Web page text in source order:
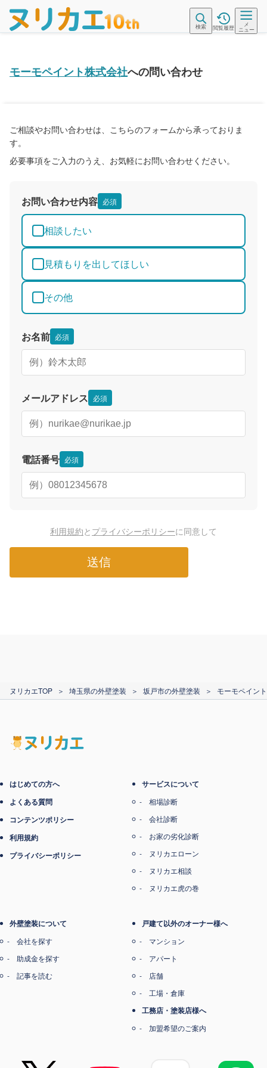
検索 閲覧履歴
メ
ニュー
モーモペイント株式会社への問い合わせ
ご相談やお問い合わせは、こちらのフォームから承っておりま
す。
必要事項をご入力のうえ、お気軽にお問い合わせください。
お問い合わせ内容 必須
相談したい
見積もりを出してほしい
その他
お名前 必須
メールアドレス 必須
電話番号 必須
利用規約と プライバシーポリシーに同意して
送信
ヌリカエTOP ＞ 埼玉県の外壁塗装 ＞ 坂戸市の外壁塗装 ＞ モーモペイン
はじめての方へ
よくある質問
コンテンツポリシー
利用規約
プライバシーポリシー
サービスについて
相場診断
会社診断
お家の劣化診断
ヌリカエローン
ヌリカエ相談
ヌリカエ虎の巻
外壁塗装について
会社を探す
助成金を探す
記事を読む
戸建て以外のオーナー様へ
マンション
アパート
店舗
工場・倉庫
工務店・塗装店様へ
加盟希望のご案内